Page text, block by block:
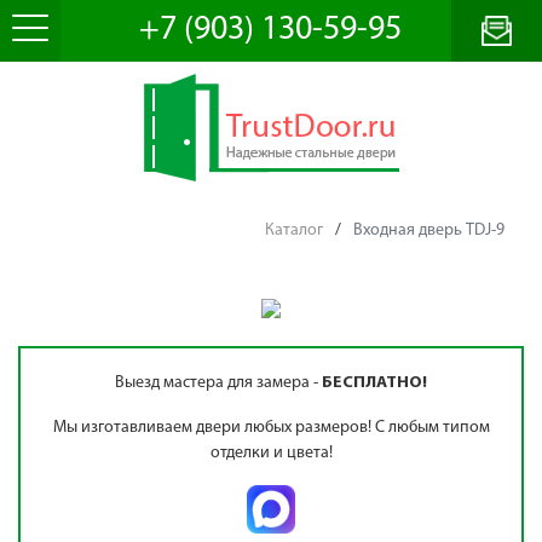
Каталог / Входная дверь TDJ-9
Выезд мастера для замера - БЕСПЛАТНО!
Мы изготавливаем двери любых размеров! С любым типом
отделки и цвета!
+7 (903) 130-59-95